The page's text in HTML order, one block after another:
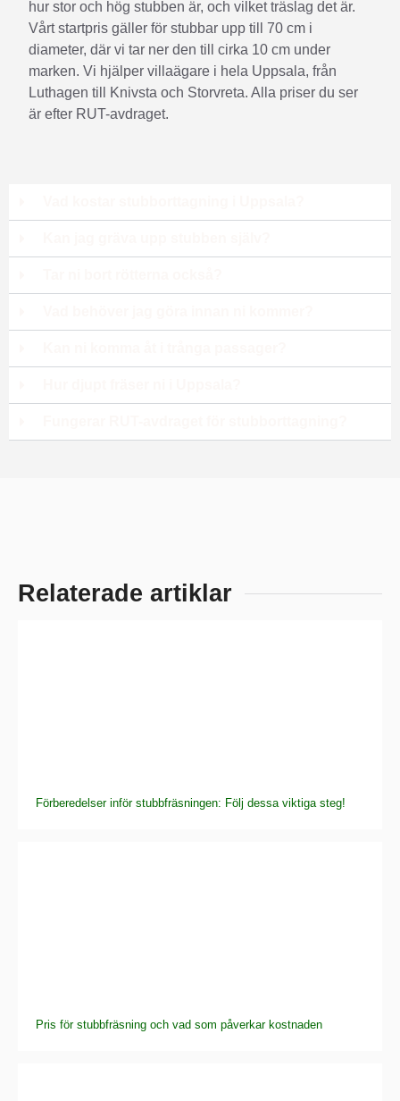
hur stor och hög stubben är, och vilket träslag det är.
Vårt startpris gäller för stubbar upp till 70 cm i
diameter, där vi tar ner den till cirka 10 cm under
marken. Vi hjälper villaägare i hela Uppsala, från
Luthagen till Knivsta och Storvreta. Alla priser du ser
är efter RUT-avdraget.
Relaterade artiklar
Förberedelser inför stubbfräsningen: Följ dessa viktiga steg!
Pris för stubbfräsning och vad som påverkar kostnaden